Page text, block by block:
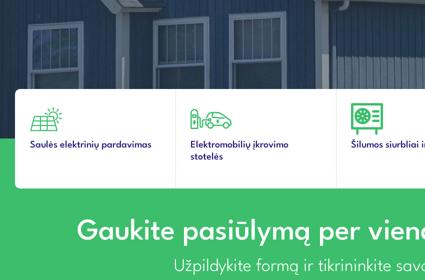
Saulės elektrinių pardavimas
Elektromobilių įkrovimo
stotelės
Šilumos siurbliai
Gaukite pasiūlymą per
Užpildykite formą ir tikrininkite